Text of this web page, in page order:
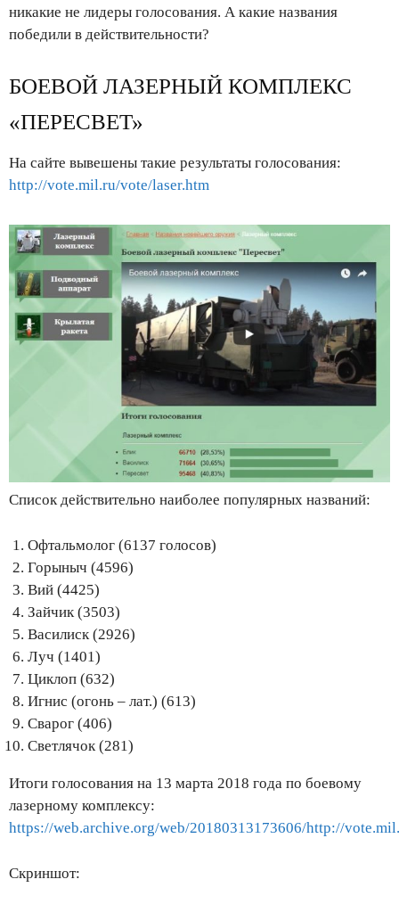
никакие не лидеры голосования. А какие названия
победили в действительности?
БОЕВОЙ ЛАЗЕРНЫЙ КОМПЛЕКС
«ПЕРЕСВЕТ»
На сайте вывешены такие результаты голосования:
http://vote.mil.ru/vote/laser.htm
Список действительно наиболее популярных названий:
Офтальмолог (6137 голосов)
Горыныч (4596)
Вий (4425)
Зайчик (3503)
Василиск (2926)
Луч (1401)
Циклоп (632)
Игнис (огонь – лат.) (613)
Сварог (406)
Светлячок (281)
Итоги голосования на 13 марта 2018 года по боевому
лазерному комплексу:
https://web.archive.org/web/20180313173606/http://
Скриншот: